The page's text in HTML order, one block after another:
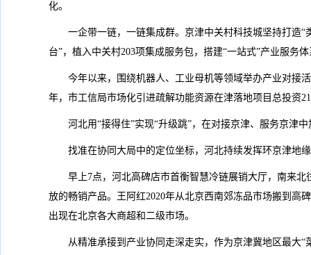
化。
一企带一链，一链集成群。京津中关村科技城坚持打造
台”，植入中关村203项集成服务包，搭建“一站式”产业服务
今年以来，围绕机器人、工业母机等领域举办产业对接
年，市工信局市场化引进疏解功能资源在津落地项目总投资
河北用“接得住”实现“升级跳”，在对接京津、服务京津
找准在协同大局中的定位坐标，河北持续发挥环京津地
早上7点，河北高碑店市首衡智慧冷链展销大厅，南来
放的畅销产品。王阿红2020年从北京西南郊冻品市场搬到高
出现在北京各大商超和二级市场。
从精准承接到产业协同走深走实，作为京津冀地区最大